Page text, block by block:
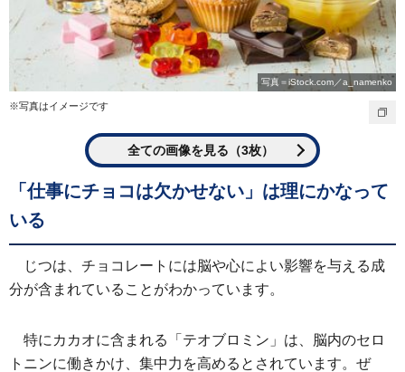
写真＝iStock.com／a_namenko
※写真はイメージです
全ての画像を見る（3枚）
「仕事にチョコは欠かせない」は理にかなって
いる
じつは、チョコレートには脳や心によい影響を与える成
分が含まれていることがわかっています。
特にカカオに含まれる「テオブロミン」は、脳内のセロ
トニンに働きかけ、集中力を高めるとされています。ぜ